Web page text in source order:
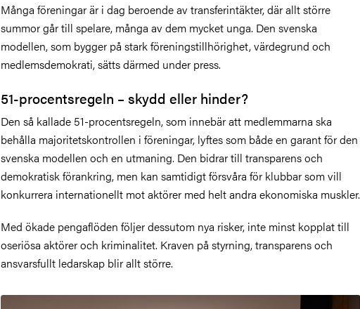
Många föreningar är i dag beroende av transferintäkter, där allt större
summor går till spelare, många av dem mycket unga. Den svenska
modellen, som bygger på stark föreningstillhörighet, värdegrund och
medlemsdemokrati, sätts därmed under press.
51-procentsregeln – skydd eller hinder?
Den så kallade 51-procentsregeln, som innebär att medlemmarna ska
behålla majoritetskontrollen i föreningar, lyftes som både en garant för den
svenska modellen och en utmaning. Den bidrar till transparens och
demokratisk förankring, men kan samtidigt försvåra för klubbar som vill
konkurrera internationellt mot aktörer med helt andra ekonomiska muskler.
Med ökade pengaflöden följer dessutom nya risker, inte minst kopplat till
oseriösa aktörer och kriminalitet. Kraven på styrning, transparens och
ansvarsfullt ledarskap blir allt större.
Bild